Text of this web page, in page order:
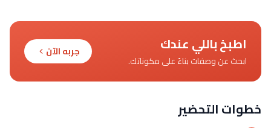
اطبخ باللي عندك
ابحث عن وصفات بناءً على مكوناتك.
جربه الآن
خطوات التحضير